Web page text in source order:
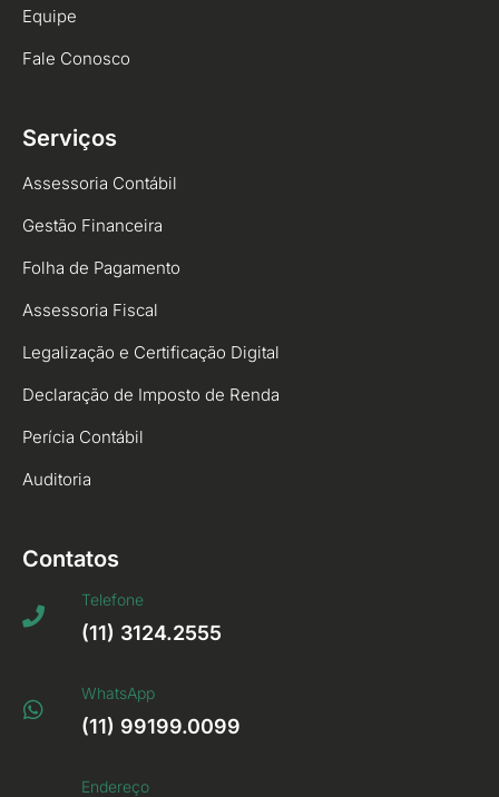
Equipe
Fale Conosco
Serviços
Assessoria Contábil
Gestão Financeira
Folha de Pagamento
Assessoria Fiscal
Legalização e Certificação Digital
Declaração de Imposto de Renda
Perícia Contábil
Auditoria
Contatos
Telefone
(11) 3124.2555
WhatsApp
(11) 99199.0099
Endereço